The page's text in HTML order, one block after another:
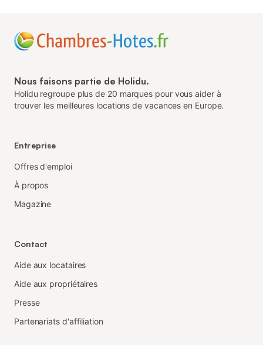
Nous faisons partie de Holidu.
Holidu regroupe plus de 20 marques pour vous aider à
trouver les meilleures locations de vacances en Europe.
Entreprise
Offres d'emploi
À propos
Magazine
Contact
Aide aux locataires
Aide aux propriétaires
Presse
Partenariats d'affiliation